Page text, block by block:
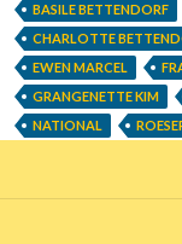
BASILE BETTENDORF
CHARLOTTE
EWEN MARCEL
GRANGENETTE KIM
NATIONAL